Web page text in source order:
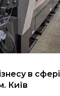
в сфері
Київ